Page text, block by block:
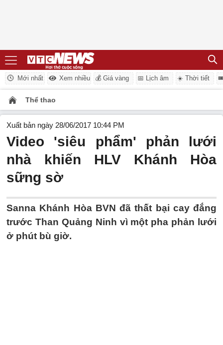
Mới nhất Xem nhiều 💰 Giá vàng 📅 Lịch âm ☀️ Thời tiết
Thể thao
Xuất bản ngày 28/06/2017 10:44 PM
Video 'siêu phẩm' phản lưới
nhà khiến HLV Khánh Hòa
sững sờ
Sanna Khánh Hòa BVN đã thất bại cay đắng
trước Than Quảng Ninh vì một pha phản lưới
ở phút bù giờ.